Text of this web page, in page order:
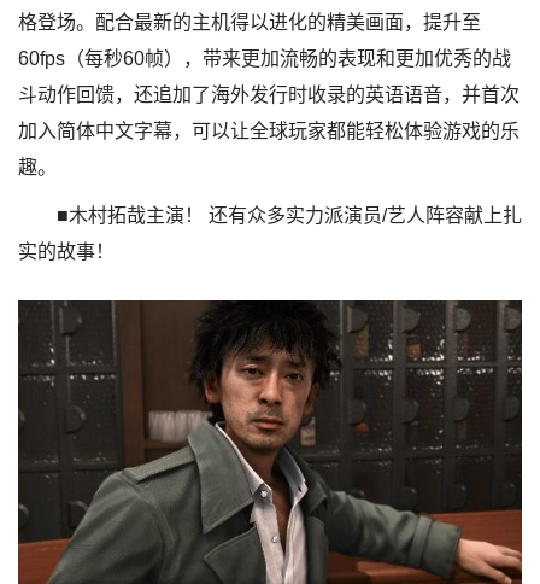
格登场。配合最新的主机得以进化的精美画面，提升至
60fps（每秒60帧），带来更加流畅的表现和更加优秀的战
斗动作回馈，还追加了海外发行时收录的英语语音，并首次
加入简体中文字幕，可以让全球玩家都能轻松体验游戏的乐
趣。
■木村拓哉主演！ 还有众多实力派演员/艺人阵容献上扎
实的故事！